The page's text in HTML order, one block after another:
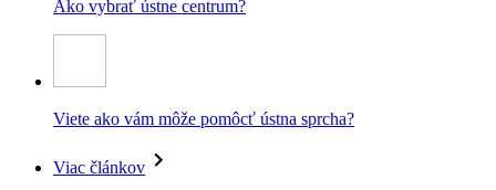
Ako vybrať ústne centrum?
Viete ako vám môže pomôcť ústna sprcha?
Viac článkov